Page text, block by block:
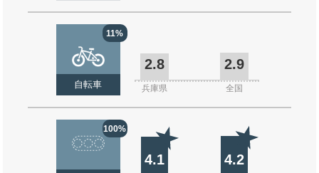
11%
自転車
2.8 2.9
兵庫県 全国
100%
4.1 4.2